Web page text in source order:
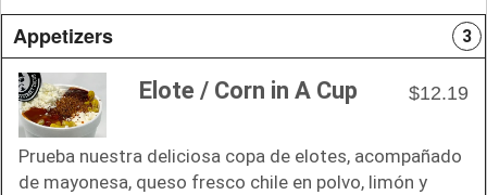
Appetizers 3
Elote / Corn in A Cup $12.19
Prueba nuestra deliciosa copa de elotes, acompañado
de mayonesa, queso fresco chile en polvo, limón y